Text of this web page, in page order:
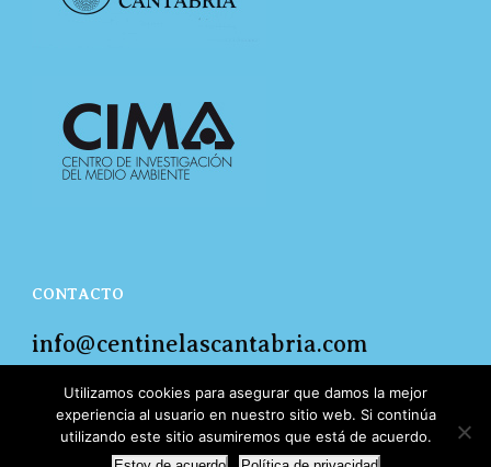
CONTACTO
info@centinelascantabria.com
Teléfono de información: 682 649 079
Utilizamos cookies para asegurar que damos la mejor
experiencia al usuario en nuestro sitio web. Si continúa
utilizando este sitio asumiremos que está de acuerdo.